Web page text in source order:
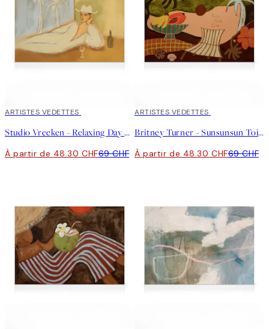
30%*
ARTISTES VEDETTES
Studio Vreeken - Relaxing Day No1 Toile
À partir de 48.30 CHF69 CHF
30%*
ARTISTES VEDETTES
Britney Turner - Sunsunsun Toile
À partir de 48.30 CHF69 CHF